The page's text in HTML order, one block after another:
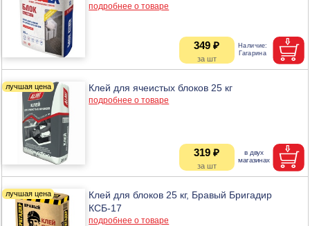
подробнее о товаре
349 ₽
Клей для ячеистых блоков 25 кг
подробнее о товаре
319 ₽
Клей для блоков 25 кг, Бравый Бригадир
КСБ-17
подробнее о товаре